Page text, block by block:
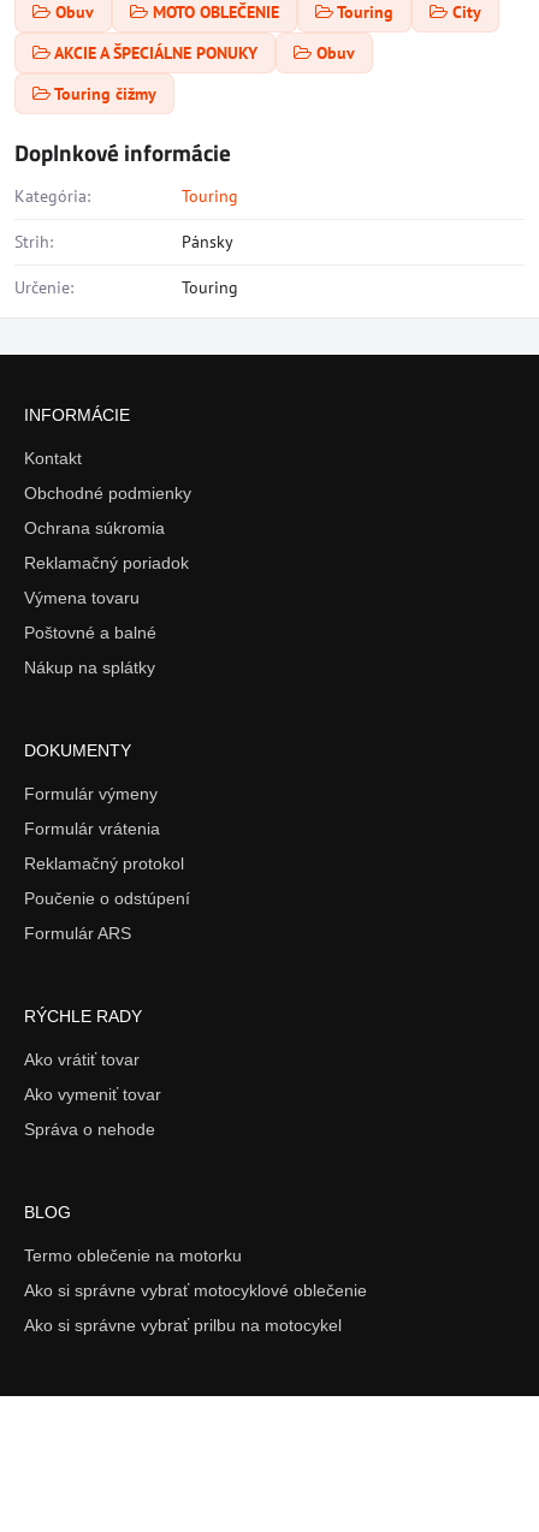
Obuv MOTO OBLEČENIE Touring
City
AKCIE A ŠPECIÁLNE PONUKY
Obuv
Touring čižmy
Doplnkové informácie
Kategória: Touring
Strih: Pánsky
Určenie: Touring
INFORMÁCIE
Kontakt
Obchodné podmienky
Ochrana súkromia
Reklamačný poriadok
Výmena tovaru
Poštovné a balné
Nákup na splátky
DOKUMENTY
Formulár výmeny
Formulár vrátenia
Reklamačný protokol
Poučenie o odstúpení
Formulár ARS
RÝCHLE RADY
Ako vrátiť tovar
Ako vymeniť tovar
Správa o nehode
BLOG
Termo oblečenie na motorku
Ako si správne vybrať motocyklové oblečenie
Ako si správne vybrať prilbu na motocykel